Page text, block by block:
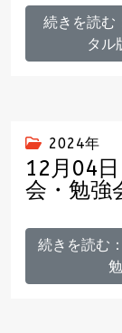
続きを読
タル
2024年
12月04
会・勉強
続きを読む